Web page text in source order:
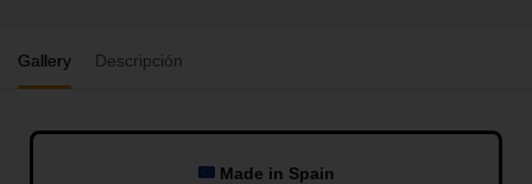
Gallery Descripción
Made in Spain